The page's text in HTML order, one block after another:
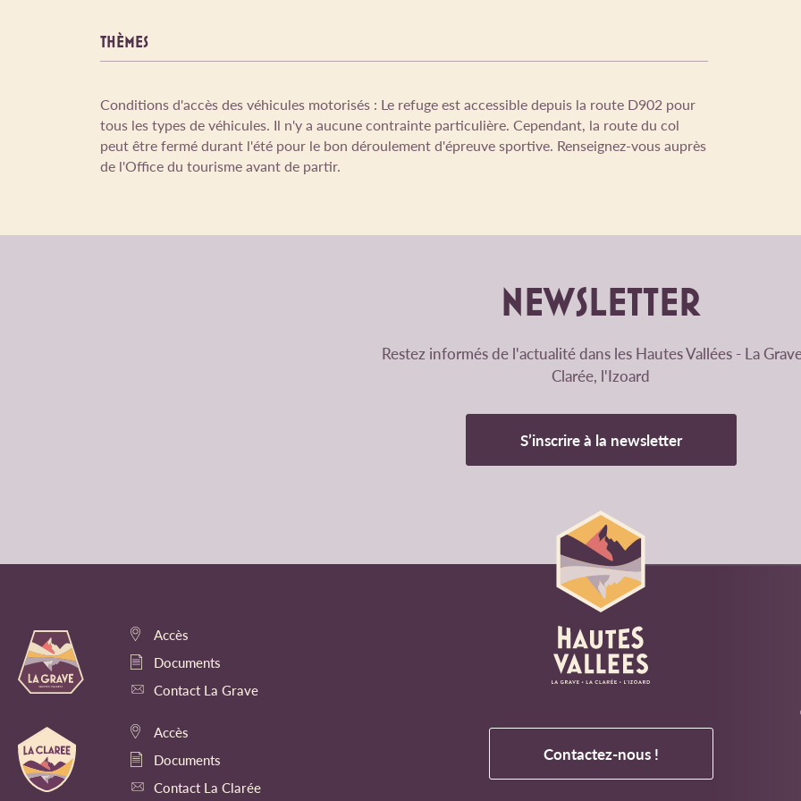
THÈMES
Conditions d'accès des véhicules motorisés : Le refuge est accessible depuis la route D902 pour
tous les types de véhicules. Il n'y a aucune contrainte particulière. Cependant, la route du col
peut être fermé durant l'été pour le bon déroulement d'épreuve sportive. Renseignez-vous auprès
de l'Office du tourisme avant de partir.
NEWSLETTER
Restez informés de l'actualité dans les Hautes Vallées - La
Clarée, l'Izoard
S’inscrire à la newsletter
Contactez-nous !
Accès
Documents
Contact La Grave
Accès
Documents
Contact La Clarée